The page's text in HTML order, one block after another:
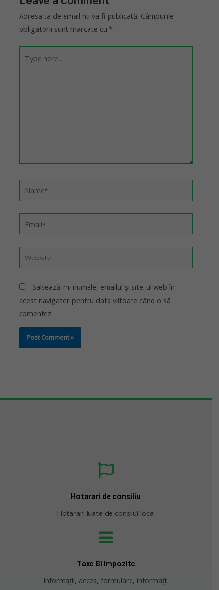
Adresa ta de email nu va fi publicată. Câmpurile
obligatorii sunt marcate cu *
Salvează-mi numele, emailul și site-ul web în
acest navigator pentru data viitoare când o să
comentez.
Hotarari de consiliu
Hotarari luate de consilul local
Taxe Si Impozite
informații, acces, formulare, informații